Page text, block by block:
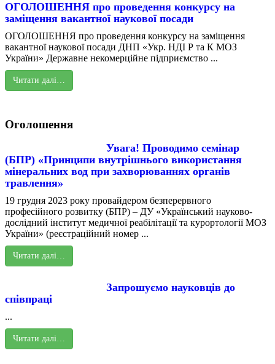
ОГОЛОШЕННЯ про проведення конкурсу на
заміщення вакантної наукової посади
ОГОЛОШЕННЯ про проведення конкурсу на заміщення
вакантної наукової посади ДНП «Укр. НДІ Р та К МОЗ
України» Державне некомерційне підприємство ...
Читати далі…
Оголошення
Увага! Проводимо семінар
(БПР) «Принципи внутрішнього використання
мінеральних вод при захворюваннях органів
травлення»
19 грудня 2023 року провайдером безперервного
професійного розвитку (БПР) – ДУ «Український науково-
дослідний інститут медичної реабілітації та курортології МОЗ
України» (реєстраційний номер ...
Читати далі…
Запрошуємо науковців до
співпраці
...
Читати далі…